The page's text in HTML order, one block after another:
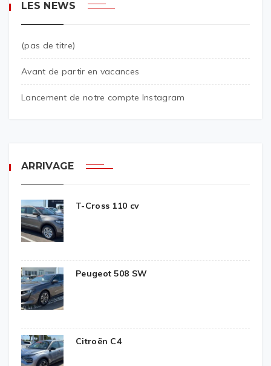
LES NEWS
(pas de titre)
Avant de partir en vacances
Lancement de notre compte Instagram
ARRIVAGE
T-Cross 110 cv
Peugeot 508 SW
Citroën C4